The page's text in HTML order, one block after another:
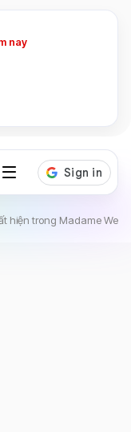
nay
hiện trong Madame Web